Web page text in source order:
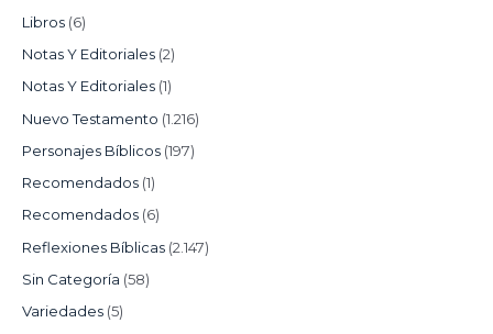
Libros (6)
Notas Y Editoriales (2)
Notas Y Editoriales (1)
Nuevo Testamento (1.216)
Personajes Bíblicos (197)
Recomendados (1)
Recomendados (6)
Reflexiones Bíblicas (2.147)
Sin Categoría (58)
Variedades (5)